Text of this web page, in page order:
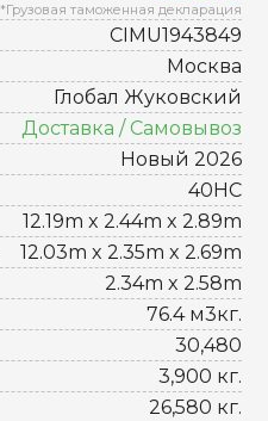
*Грузовая таможенная декларация
CIMU1943849
Москва
Глобал Жуковский
Доставка / Самовывоз
Новый 2026
40HC
12.19m x 2.44m x 2.89m
12.03m x 2.35m x 2.69m
2.34m x 2.58m
76.4 м3кг.
30,480
3,900 кг.
26,580 кг.